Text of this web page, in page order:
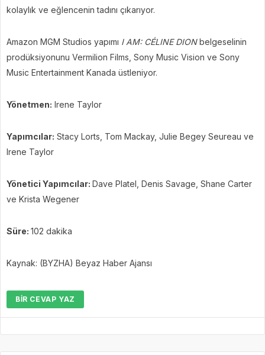
kolaylık ve eğlencenin tadını çıkarıyor.
Amazon MGM Studios yapımı I AM: CÉLINE DIONbelgeselinin
prodüksiyonunu Vermilion Films, Sony Music Vision ve Sony
Music Entertainment Kanada üstleniyor.
Yönetmen: Irene Taylor
Yapımcılar: Stacy Lorts, Tom Mackay, Julie Begey Seureau ve
Irene Taylor
Yönetici Yapımcılar: Dave Platel, Denis Savage, Shane Carter
ve Krista Wegener
Süre: 102 dakika
Kaynak: (BYZHA) Beyaz Haber Ajansı
BIR CEVAP YAZ